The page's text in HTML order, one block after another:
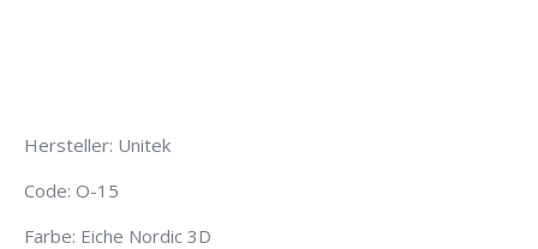
Hersteller: Unitek
Code: O-15
Farbe: Eiche Nordic 3D